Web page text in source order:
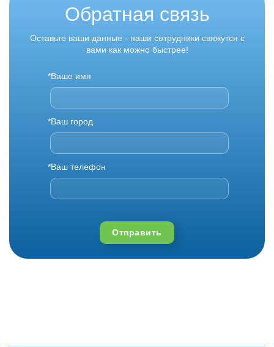
Обратная связь
Оставьте ваши данные - наши сотрудники свяжутся с
вами как можно быстрее!
*Ваше имя
*Ваш город
*Ваш телефон
Отправить